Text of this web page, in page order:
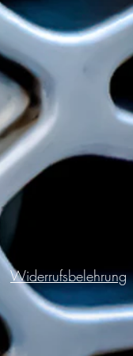
Widerrufsbelehrung